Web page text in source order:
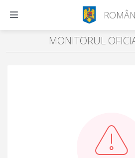
MONITORUL